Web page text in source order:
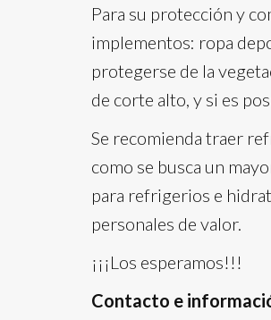
Para su protección y
implementos: ropa
protegerse de la
de corte alto, y si es
Se recomienda traer
como se busca un
para refrigerios e
personales de valor.
¡¡¡Los esperamos!!!
Contacto e